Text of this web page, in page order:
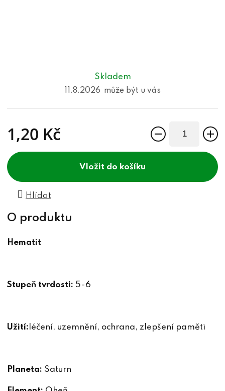
Skladem
11.8.2026
1,20 Kč
do košíku
Hlídat
Hematit
Stupeň tvrdosti: 5-6
Užití: léčení, uzemnění, ochrana, zlepšení paměti
Planeta: Saturn